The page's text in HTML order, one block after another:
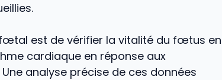
est de vérifier la vitalité du fœtus en
cardiaque en réponse aux
analyse précise de ces données